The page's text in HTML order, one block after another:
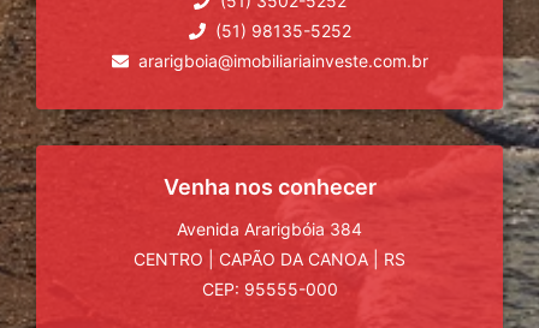
(51) 98135-5252
ararigboia@imobiliariainveste.com.br
Venha nos conhecer
Avenida Ararigbóia 384
CENTRO
CAPÃO DA CANOA
RS
CEP: 95555-000